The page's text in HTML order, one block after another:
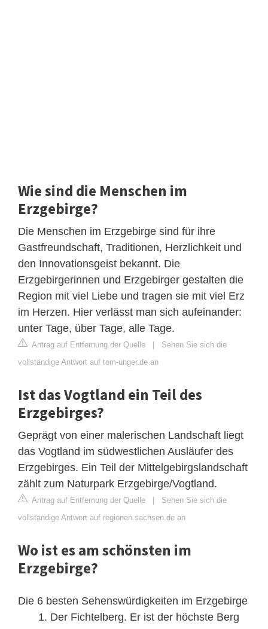
Wie sind die Menschen im
Erzgebirge?
Die Menschen im Erzgebirge sind für ihre
Gastfreundschaft, Traditionen, Herzlichkeit und
den Innovationsgeist bekannt. Die
Erzgebirgerinnen und Erzgebirger gestalten die
Region mit viel Liebe und tragen sie mit viel Erz
im Herzen. Hier verlässt man sich aufeinander:
unter Tage, über Tage, alle Tage.
Antrag auf Entfernung der Quelle | Sehen Sie sich die
vollständige Antwort auf tom-unger.de an
Ist das Vogtland ein Teil des
Erzgebirges?
Geprägt von einer malerischen Landschaft liegt
das Vogtland im südwestlichen Ausläufer des
Erzgebirges. Ein Teil der Mittelgebirgslandschaft
zählt zum Naturpark Erzgebirge/Vogtland.
Antrag auf Entfernung der Quelle | Sehen Sie sich die
vollständige Antwort auf regionen.sachsen.de an
Wo ist es am schönsten im
Erzgebirge?
Die 6 besten Sehenswürdigkeiten im Erzgebirge
Der Fichtelberg. Er ist der höchste Berg